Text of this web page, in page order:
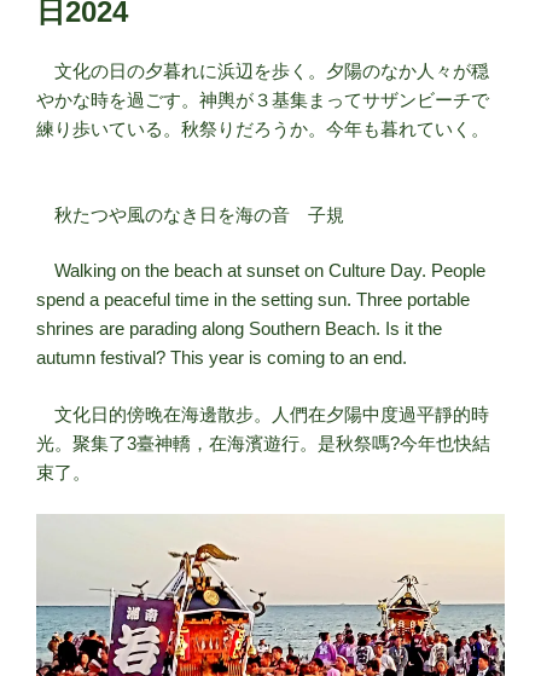
日2024
文化の日の夕暮れに浜辺を歩く。夕陽のなか人々が穏
やかな時を過ごす。神輿が３基集まってサザンビーチで
練り歩いている。秋祭りだろうか。今年も暮れていく。
秋たつや風のなき日を海の音 子規
Walking on the beach at sunset on Culture Day. People
spend a peaceful time in the setting sun. Three portable
shrines are parading along Southern Beach. Is it the
autumn festival? This year is coming to an end.
文化日的傍晚在海邊散步。人們在夕陽中度過平靜的時
光。聚集了3臺神轎，在海濱遊行。是秋祭嗎?今年也快結
束了。